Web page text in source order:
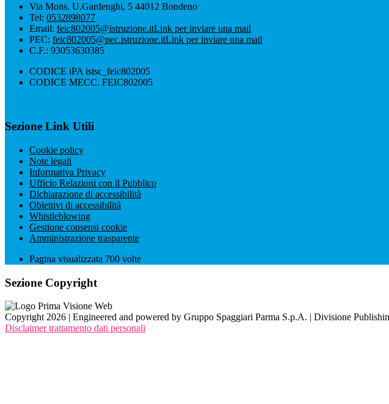
Via Mons. U.Gardenghi, 5 44012 Bondeno
Tel: 0532898077
Email: feic802005@istruzione.itLink per inviare una mail
PEC: feic802005@pec.istruzione.itLink per inviare una mail
C.F.: 93053630385
CODICE iPA istsc_feic802005
CODICE MECC. FEIC802005
Sezione Link Utili
Cookie policy
Note legali
Informativa Privacy
Ufficio Relazioni con il Pubblico
Dichiarazione di accessibilità
Obiettivi di accessibilità
Whistleblowing
Gestione consensi cookie
Amministrazione trasparente
Pagina visualizzata 700 volte
Sezione Copyright
Copyright 2026 | Engineered and powered by Gruppo Spaggiari Parma S.p.A. | Divisione
Disclaimer trattamento dati personali